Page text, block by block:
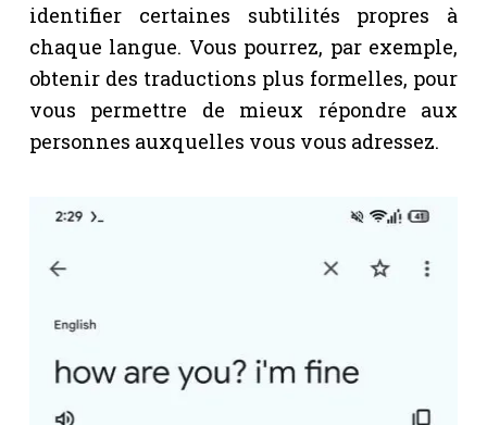
identifier certaines subtilités propres à
chaque langue. Vous pourrez, par exemple,
obtenir des traductions plus formelles, pour
vous permettre de mieux répondre aux
personnes auxquelles vous vous adressez.